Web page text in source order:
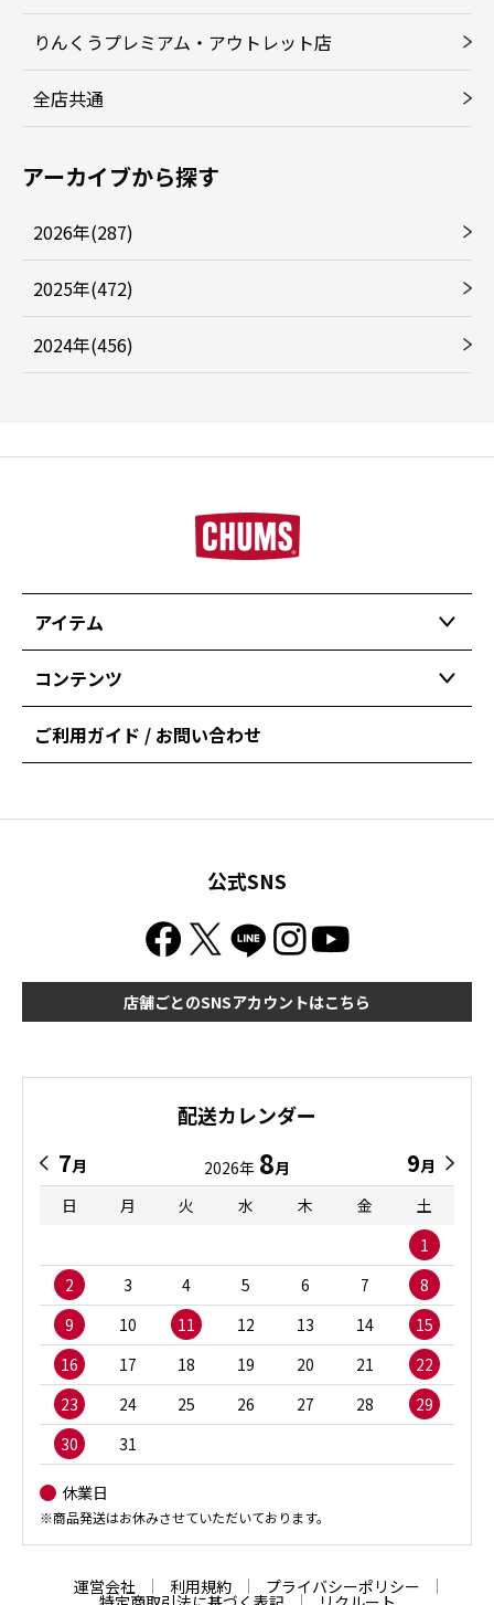
りんくうプレミアム・アウトレット店
全店共通
アーカイブから探す
2026年(287)
2025年(472)
2024年(456)
アイテム
コンテンツ
ご利用ガイド / お問い合わせ
公式SNS
店舗ごとのSNSアカウントはこちら
配送カレンダー
7月 2026年 8月 9月
日
月 火 水 木 金
土
1
2
3 4 5 6 7
8
9
10 11 12 13 14
15
16
17 18 19 20 21
22
23
24 25 26 27 28
29
30
31
休業日
※商品発送はお休みさせていただいております。
運営会社 利用規約 プライバシーポリシー